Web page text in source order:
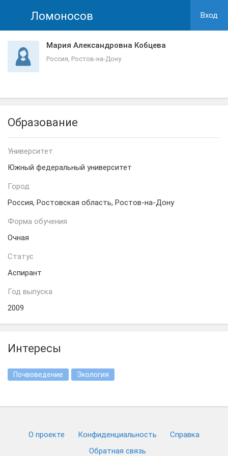
Ломоносов Вход
Мария Александровна Кобцева
Россия, Ростов-на-Дону
Образование
Университет
Южный федеральный университет
Город
Россия, Ростовская область, Ростов-на-Дону
Форма обучения
Очная
Статус
Аспирант
Год выпуска
2009
Интересы
Почвоведение Экология
О проекте Конфиденциальность
Cправка
Обратная связь